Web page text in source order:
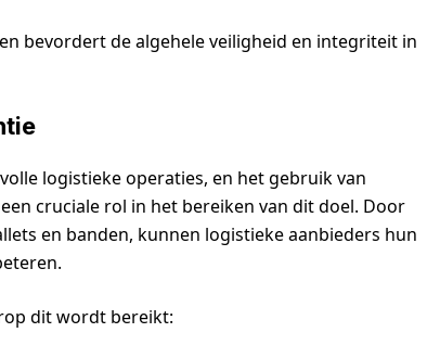
bevordert de algehele veiligheid en integriteit in
logistieke operaties, en het gebruik van
cruciale rol in het bereiken van dit doel. Door
en banden, kunnen logistieke aanbieders hun
dit wordt bereikt: